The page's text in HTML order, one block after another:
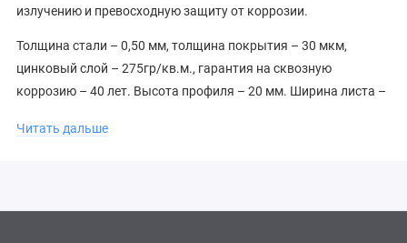
излучению и превосходную защиту от коррозии.
Толщина стали – 0,50 мм, толщина покрытия – 30 мкм,
цинковый слой – 275гр/кв.м., гарантия на сквозную
коррозию – 40 лет. Высота профиля – 20 мм. Ширина листа –
Читать дальше